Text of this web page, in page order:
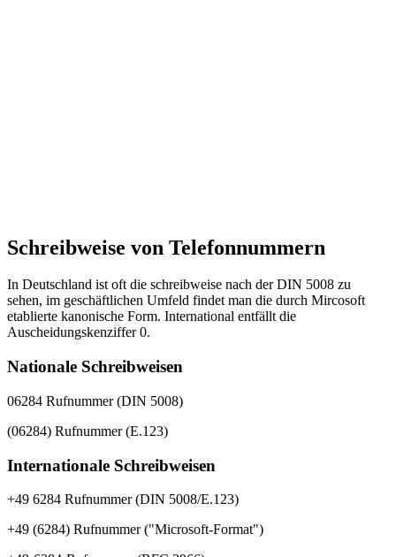
Schreibweise von Telefonnummern
In Deutschland ist oft die schreibweise nach der DIN 5008 zu
sehen, im geschäftlichen Umfeld findet man die durch Mircosoft
etablierte kanonische Form. International entfällt die
Auscheidungskenziffer 0.
Nationale Schreibweisen
06284 Rufnummer (DIN 5008)
(06284) Rufnummer (E.123)
Internationale Schreibweisen
+49 6284 Rufnummer (DIN 5008/E.123)
+49 (6284) Rufnummer ("Microsoft-Format")